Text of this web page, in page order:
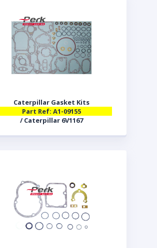
Caterpillar Gasket Kits
Part Ref: A1-09155
/ Caterpillar 6V1167